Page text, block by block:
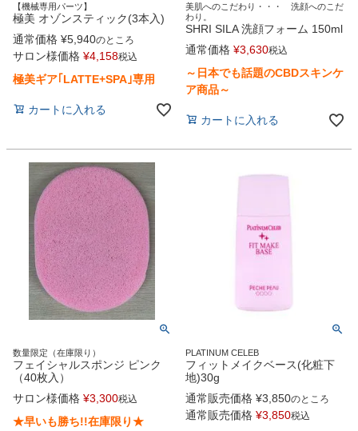
【機械専用パーツ】
極美 オゾンスティック(3本入)
通常価格 ¥5,940のところ
サロン様価格 ¥4,158税込
極美ギア｢LATTE+SPA｣専用
カートに入れる
美肌へのこだわり・・・ 洗顔へのこだ
わり。
SHRI SILA 洗顔フォーム 150ml
通常価格 ¥3,630税込
～日本でも話題のCBDスキンケ
ア商品～
カートに入れる
数量限定（在庫限り）
フェイシャルスポンジ ピンク
（40枚入）
サロン様価格 ¥3,300税込
★早いも勝ち!!在庫限り★
PLATINUM CELEB
フィットメイクベース(化粧下
地)30g
通常販売価格 ¥3,850のところ
通常販売価格 ¥3,850税込